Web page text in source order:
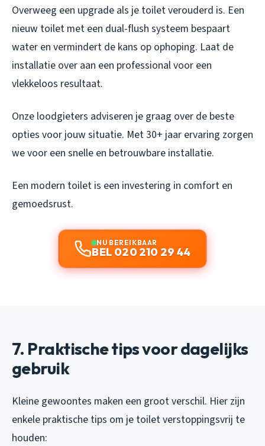
Overweeg een upgrade als je toilet verouderd is. Een
nieuw toilet met een dual-flush systeem bespaart
water en vermindert de kans op ophoping. Laat de
installatie over aan een professional voor een
vlekkeloos resultaat.
Onze loodgieters adviseren je graag over de beste
opties voor jouw situatie. Met 30+ jaar ervaring zorgen
we voor een snelle en betrouwbare installatie.
Een modern toilet is een investering in comfort en
gemoedsrust.
NU BEREIKBAAR
BEL 020 210 29 44
7. Praktische tips voor dagelijks
gebruik
Kleine gewoontes maken een groot verschil. Hier zijn
enkele praktische tips om je toilet verstoppingsvrij te
houden: